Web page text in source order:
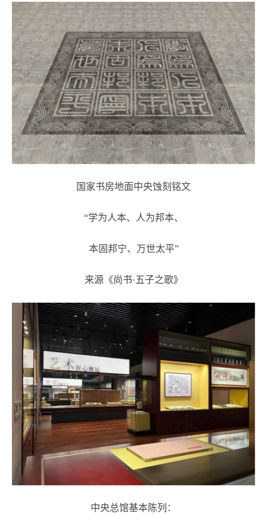
国家书房地面中央蚀刻铭文
“学为人本、人为邦本、
本固邦宁、万世太平”
来源《尚书·五子之歌》
中央总馆基本陈列：